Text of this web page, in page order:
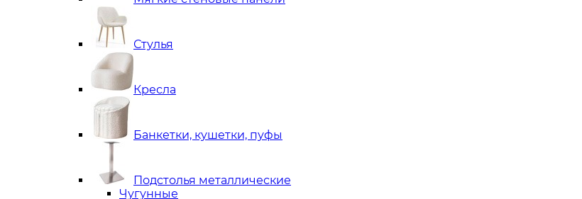
Стулья
Кресла
Банкетки, кушетки, пуфы
Подстолья металлические
Чугунные